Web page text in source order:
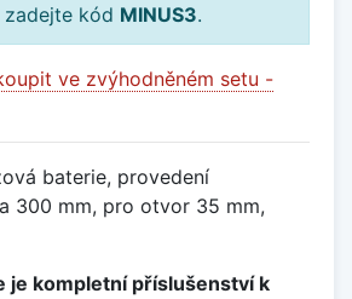
zadejte kód MINUS3.
ve zvýhodněném setu -
baterie, provedení
300 mm, pro otvor 35 mm,
je kompletní příslušenství k